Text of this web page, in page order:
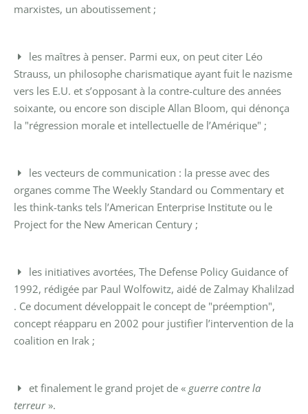
marxistes, un aboutissement ;
les maîtres à penser. Parmi eux, on peut citer Léo
Strauss, un philosophe charismatique ayant fuit le nazisme
vers les E.U. et s’opposant à la contre-culture des années
soixante, ou encore son disciple Allan Bloom, qui dénonça
la "régression morale et intellectuelle de l’Amérique" ;
les vecteurs de communication : la presse avec des
organes comme The Weekly Standard ou Commentary et
les think-tanks tels l’American Enterprise Institute ou le
Project for the New American Century ;
les initiatives avortées, The Defense Policy Guidance of
1992, rédigée par Paul Wolfowitz, aidé de Zalmay Khalilzad
. Ce document développait le concept de "préemption",
concept réapparu en 2002 pour justifier l’intervention de la
coalition en Irak ;
et finalement le grand projet de «guerre contre la
terreur».